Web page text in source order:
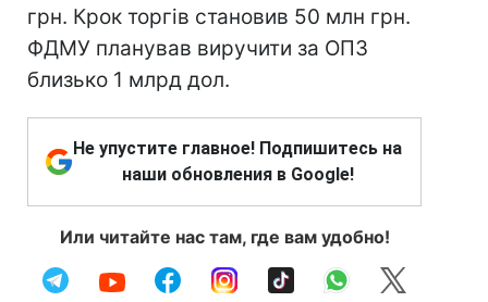
грн. Крок торгів становив 50 млн грн.
ФДМУ планував виручити за ОПЗ
близько 1 млрд дол.
Не упустите главное! Подпишитесь на
наши обновления в Google!
Или читайте нас там, где вам удобно!